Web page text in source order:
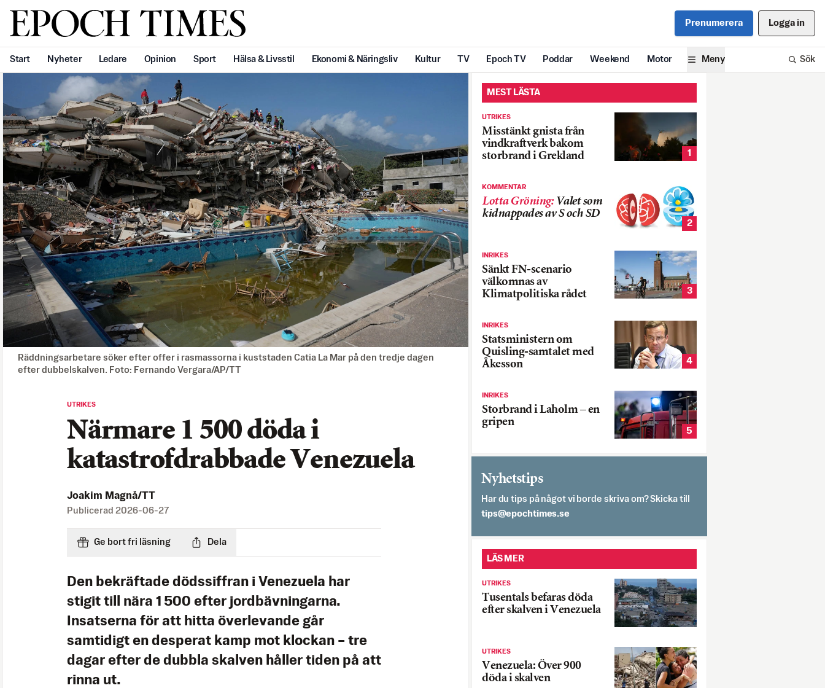
Svenska Epoch Times Prenumerera Logga in
Start Nyheter Ledare Opinion Sport Hälsa & Livsstil Ekonomi & Näringsliv Kultur TV Epoch TV Poddar Weekend Motor Meny Sök
Räddningsarbetare söker efter offer i rasmassorna i kuststaden Catia La Mar på den tredje dagen
efter dubbelskalven. Foto: Fernando Vergara/AP/TT
UTRIKES
Närmare 1 500 döda i
katastrofdrabbade Venezuela
Joakim Magnå/TT
Publicerad 2026-06-27
Ge bort fri läsning Dela
Den bekräftade dödssiffran i Venezuela har
stigit till nära 1 500 efter jordbävningarna.
Insatserna för att hitta överlevande går
samtidigt en desperat kamp mot klockan – tre
dagar efter de dubbla skalven håller tiden på att
rinna ut.
MEST LÄSTA
UTRIKES
Misstänkt gnista från
vindkraftverk bakom
storbrand i Grekland
1
KOMMENTAR
Lotta Gröning: Valet som
kidnappades av S och SD
2
INRIKES
Sänkt FN-scenario
välkomnas av
Klimatpolitiska rådet
3
INRIKES
Statsministern om
Quisling-samtalet med
Åkesson
4
INRIKES
Storbrand i Laholm – en
gripen
5
Nyhetstips
Har du tips på något vi borde skriva om? Skicka till
es.semithcope@spit
LÄS MER
UTRIKES
Tusentals befaras döda
efter skalven i Venezuela
UTRIKES
Venezuela: Över 900
döda i skalven